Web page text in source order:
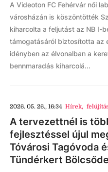
A Videoton FC Fehérvár női
városházán is köszöntötték
kiharcolta a feljutást az NB I-
támogatásáról biztosította az
idényben az élvonalban a
bennmaradás kiharcolá...
2026. 05. 26., 16:34 Hírek,
A tervezettnél is
fejlesztéssel újul
Tóvárosi Tagóvoda
Tündérkert Bölcsőde